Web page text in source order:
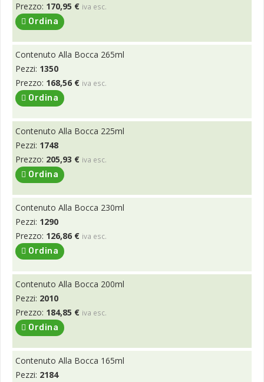
Prezzo: 170,95 € iva esc.
Ordina
Contenuto Alla Bocca 265ml
Pezzi: 1350
Prezzo: 168,56 € iva esc.
Ordina
Contenuto Alla Bocca 225ml
Pezzi: 1748
Prezzo: 205,93 € iva esc.
Ordina
Contenuto Alla Bocca 230ml
Pezzi: 1290
Prezzo: 126,86 € iva esc.
Ordina
Contenuto Alla Bocca 200ml
Pezzi: 2010
Prezzo: 184,85 € iva esc.
Ordina
Contenuto Alla Bocca 165ml
Pezzi: 2184